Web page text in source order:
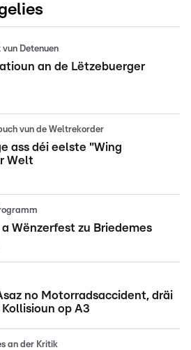
Detenuen
an de Lëtzebuerger
vun de Weltrekorder
ass déi eelste "Wing
Welt
Wënzerfest zu Briedemes
no Motorradsaccident, dräi
op A3
an der Kritik